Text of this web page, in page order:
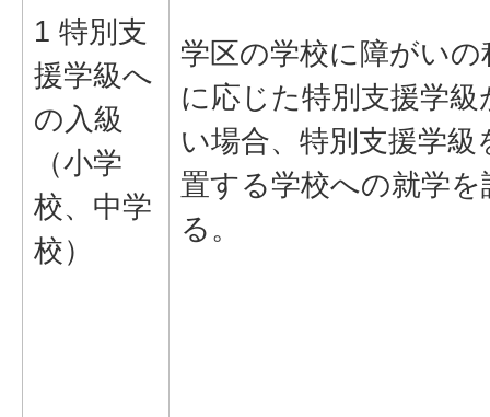
1 特別支
援学級へ
の入級
（小学
校、中学
校）
学区の学校に障がいの
に応じた特別支援学級
い場合、特別支援学級
置する学校への就学を
る。